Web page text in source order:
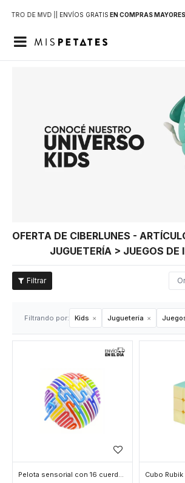
DE MVD | | ENVÍOS GRATIS EN COMPRAS

OFERTA DE CIBERLUNES -
JUGUETERÍA > JUEGOS DE
Filtrando por: Kids Juguetería
Pelota sensorial con 16 cuerdas de silicona Cubo